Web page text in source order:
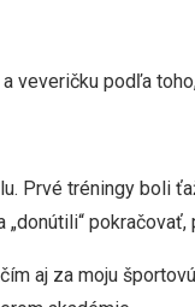
podľa
Prvé tréningy boli
aj za moju